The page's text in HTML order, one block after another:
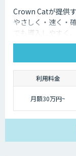
Crown Catが提供
やさしく・速く・
でも導入しやすく
るDX支援サービス
で培ったノウハウ
的なDX”を設計・
たちは、コンサ
うどいいDX』を実
利用料金
月額30万円~